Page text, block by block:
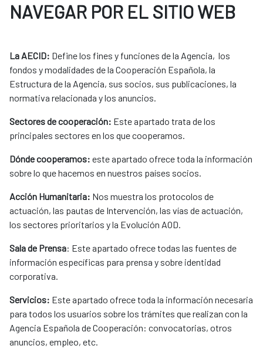
NAVEGAR POR EL SITIO WEB
La AECID: Define los fines y funciones de la Agencia, los
fondos y modalidades de la Cooperación Española, la
Estructura de la Agencia, sus socios, sus publicaciones, la
normativa relacionada y los anuncios.
Sectores de cooperación: Este apartado trata de los
principales sectores en los que cooperamos.
Dónde cooperamos: este apartado ofrece toda la información
sobre lo que hacemos en nuestros países socios.
Acción Humanitaria: Nos muestra los protocolos de
actuación, las pautas de Intervención, las vías de actuación,
los sectores prioritarios y la Evolución AOD.
Sala de Prensa: Este apartado ofrece todas las fuentes de
información específicas para prensa y sobre identidad
corporativa.
Servicios: Este apartado ofrece toda la información necesaria
para todos los usuarios sobre los trámites que realizan con la
Agencia Española de Cooperación: convocatorias, otros
anuncios, empleo, etc.